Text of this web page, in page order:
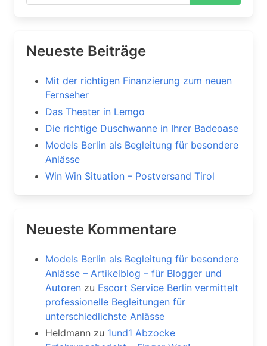
Neueste Beiträge
Mit der richtigen Finanzierung zum neuen
Fernseher
Das Theater in Lemgo
Die richtige Duschwanne in Ihrer Badeoase
Models Berlin als Begleitung für besondere
Anlässe
Win Win Situation – Postversand Tirol
Neueste Kommentare
Models Berlin als Begleitung für besondere
Anlässe – Artikelblog – für Blogger und
Autoren zu Escort Service Berlin vermittelt
professionelle Begleitungen für
unterschiedlichste Anlässe
Heldmann zu 1und1 Abzocke